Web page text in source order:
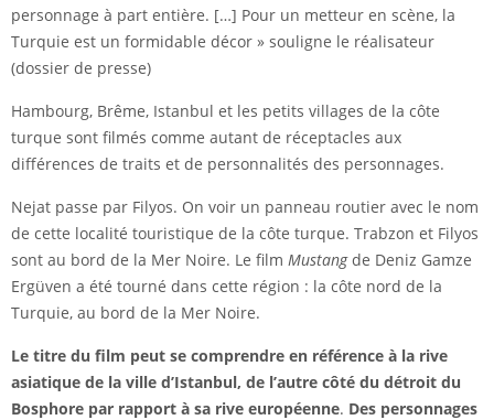
personnage à part entière. […] Pour un metteur en scène, la
Turquie est un formidable décor » souligne le réalisateur
(dossier de presse)
Hambourg, Brême, Istanbul et les petits villages de la côte
turque sont filmés comme autant de réceptacles aux
différences de traits et de personnalités des personnages.
Nejat passe par Filyos. On voir un panneau routier avec le nom
de cette localité touristique de la côte turque. Trabzon et Filyos
sont au bord de la Mer Noire. Le film Mustangde Deniz Gamze
Ergüven a été tourné dans cette région : la côte nord de la
Turquie, au bord de la Mer Noire.
Le titre du film peut se comprendre en référence à la rive
asiatique de la ville d’Istanbul, de l’autre côté du détroit du
Bosphore par rapport à sa rive européenne. Des personnages